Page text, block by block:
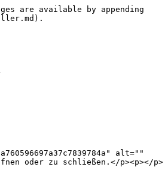
are available by appending
alt=""
oder zu schließen.</p><p></p>